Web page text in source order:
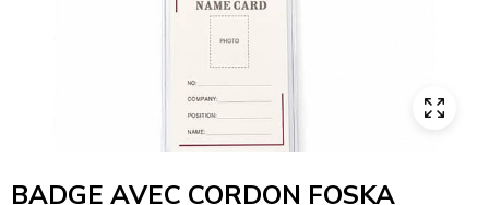
BADGE AVEC CORDON FOSKA